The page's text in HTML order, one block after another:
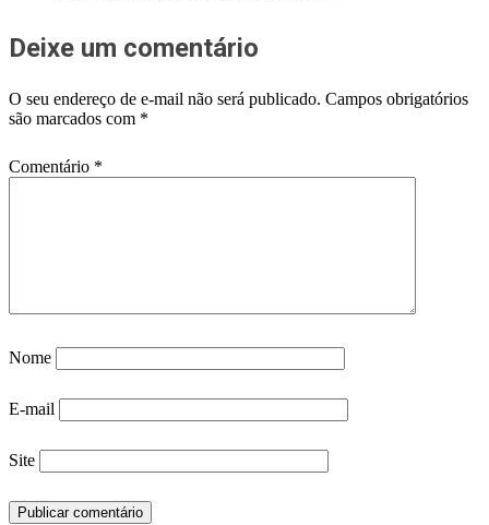
Deixe um comentário
O seu endereço de e-mail não será publicado. Campos obrigatórios
são marcados com *
Comentário *
Nome
E-mail
Site